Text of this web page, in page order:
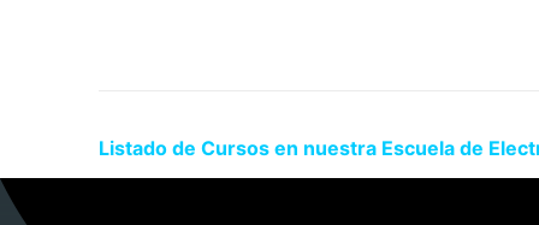
Listado de Cursos en nuestra Escuela de